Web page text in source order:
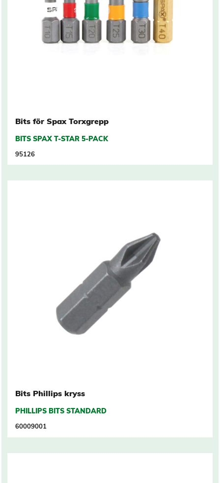
Bits för Spax Torxgrepp
BITS SPAX T-STAR 5-PACK
95126
Bits Phillips kryss
PHILLIPS BITS STANDARD
60009001